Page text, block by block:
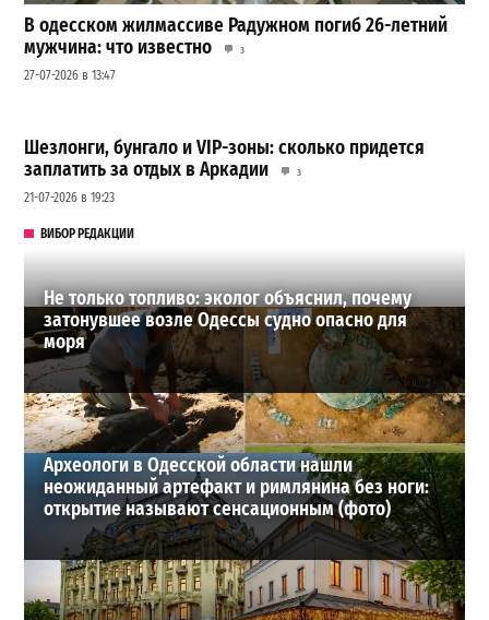
В одесском жилмассиве Радужном погиб 26-летний
мужчина: что известно
3
27-07-2026 в 13:47
Шезлонги, бунгало и VIP-зоны: сколько придется
заплатить за отдых в Аркадии
3
21-07-2026 в 19:23
ВИБОР РЕДАКЦИИ
Не только топливо: эколог объяснил, почему
затонувшее возле Одессы судно опасно для
моря
Археологи в Одесской области нашли
неожиданный артефакт и римлянина без ноги:
открытие называют сенсационным (фото)